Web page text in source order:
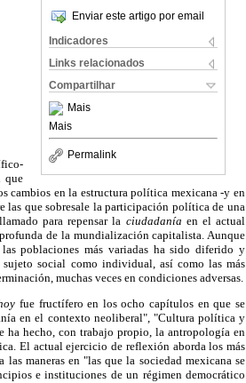
Enviar este artigo por email
Indicadores
Links relacionados
Compartilhar
Mais
Mais
Permalink
que
cambios en la estructura política mexicana -y en
las que sobresale la participación política de una
para repensar la ciudadanía en el actual
de la mundialización capitalista. Aunque
poblaciones más variadas ha sido diferido y
social como individual, así como las más
muchas veces en condiciones adversas.
fue fructífero en los ocho capítulos en que se
en el contexto neoliberal", "Cultura política y
hecho, con trabajo propio, la antropología en
El actual ejercicio de reflexión aborda los más
maneras en "las que la sociedad mexicana se
e instituciones de un régimen democrático